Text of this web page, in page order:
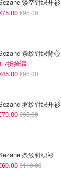
镂空针织开衫
€95.00
条纹针织背心
折捡漏
€95.00
罗纹针织开衫
€95.00
条纹针织衫
€110.00